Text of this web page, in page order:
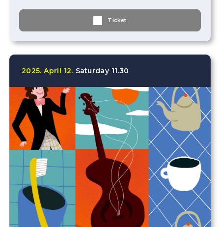
Ticket
2025. April 12. Saturday 11.30